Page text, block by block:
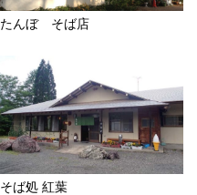
たんぼ そば店
そば処 紅葉